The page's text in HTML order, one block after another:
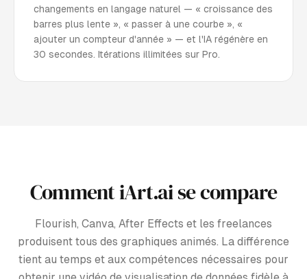
changements en langage naturel — « croissance des
barres plus lente », « passer à une courbe », «
ajouter un compteur d'année » — et l'IA régénère en
30 secondes. Itérations illimitées sur Pro.
Comment iArt.ai se compare
Flourish, Canva, After Effects et les freelances
produisent tous des graphiques animés. La différence
tient au temps et aux compétences nécessaires pour